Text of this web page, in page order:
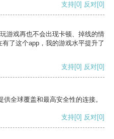
支持[0] 反对[0]
游戏再也不会出现卡顿、掉线的情
了这个app，我的游戏水平提升了
支持[0] 反对[0]
全球覆盖和最高安全性的连接。
支持[0] 反对[0]